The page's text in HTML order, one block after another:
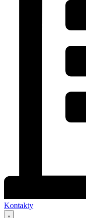
Kontakty